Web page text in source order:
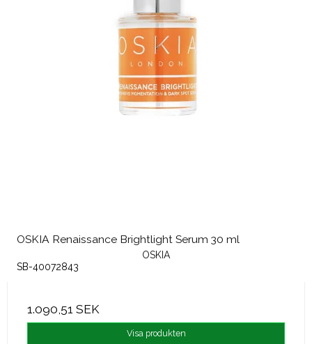
OSKIA Renaissance Brightlight Serum 30 ml
OSKIA
SB-40072843
1.090,51 SEK
Visa produkten